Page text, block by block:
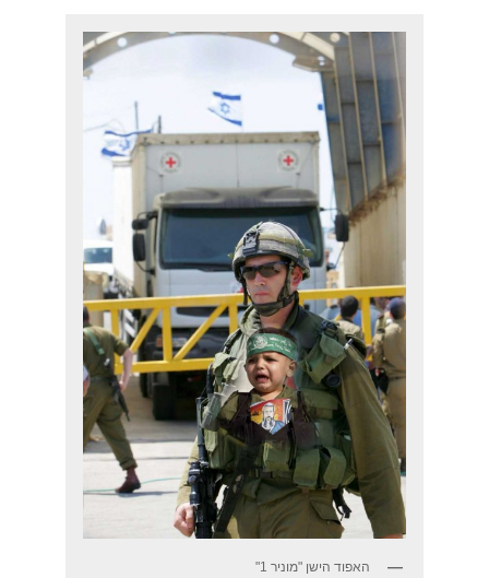
האפוד הישן "מוניר 1"